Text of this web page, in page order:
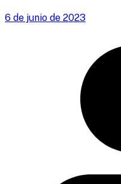
6 de junio de 2023